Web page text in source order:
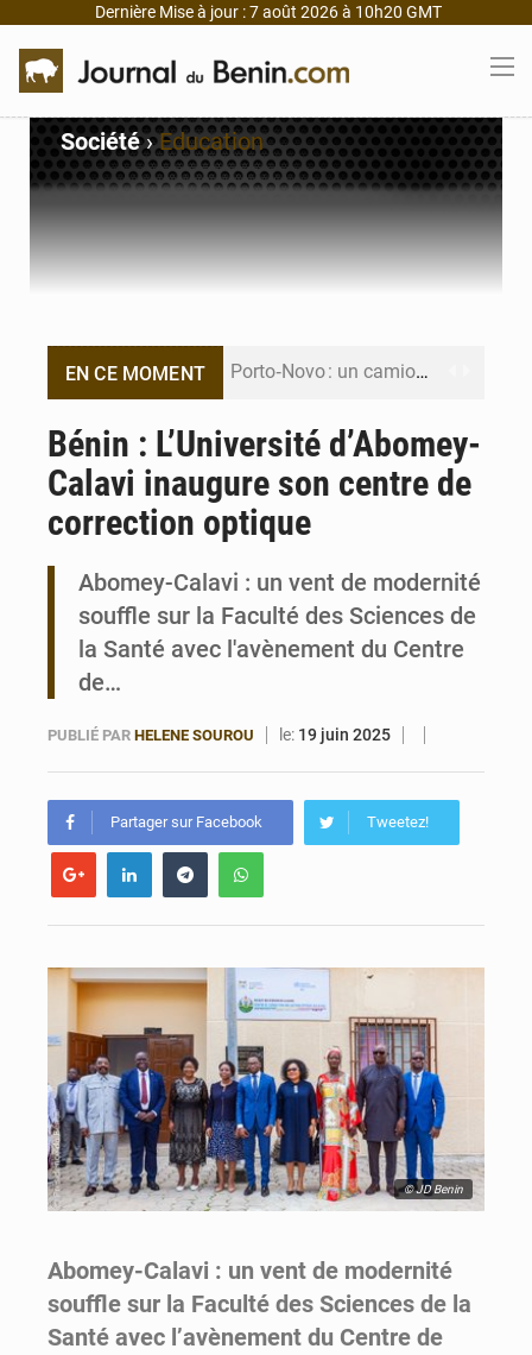
Dernière Mise à jour : 7 août 2026 à 10h20 GMT
Société›Education
EN CE MOMENT Porto‑Novo : un camion de produits pétroliers embrase Avakpa
Bénin : Djogbénou inspecte le chantier du siège de l’Assemblée
Bénin : Le CEG La Verdure de Ouèdo fait sa mue pour la rentrée
Bénin : L’Université d’Abomey-
Calavi inaugure son centre de
correction optique
Abomey-Calavi : un vent de modernité
souffle sur la Faculté des Sciences de
la Santé avec l'avènement du Centre
de…
PUBLIÉ PAR HELENE SOUROU le: 19 juin 2025
Partager sur Facebook Tweetez!
© JD Benin
Abomey-Calavi : un vent de modernité
souffle sur la Faculté des Sciences de la
Santé avec l’avènement du Centre de